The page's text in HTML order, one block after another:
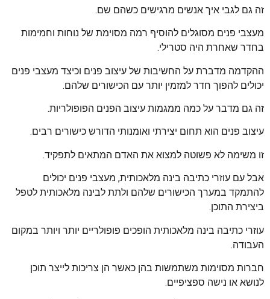
זה גם לגבי איך אנשים מרגישים כשהם שם.
מעצבי פנים מסוגלים להוסיף רמה מסוימת של נוחות וחמימות
בחדר שאחרת היה סטרילי.
ההקדמה מדברת על החשיבות של עיצוב פנים וכיצד מעצבי פנים
יכולים להפוך חדר למזמין יותר עם הכישורים שלהם.
זה גם מדבר על כמה ממגמות עיצוב הפנים הפופולריות.
עיצוב פנים הוא תחום יצירתי ואומנותי הדורש כישורים רבים.
זו משימה לא פשוטה למצוא את האדם המתאים לתפקיד.
אבל עם עוזרי כתיבה בינה מלאכותית, מעצבי פנים יכולים
להתמקד במערך הכישורים שלהם ולתת לבינה מלאכותית לטפל
ביצירת התוכן.
עוזרי כתיבה בינה מלאכותית הופכים פופולריים יותר ויותר במקום
העבודה.
חברות מסוימות משתמשות בהן כאשר הן צריכות לייצר תוכן
לנושא או נישה ספציפיים.